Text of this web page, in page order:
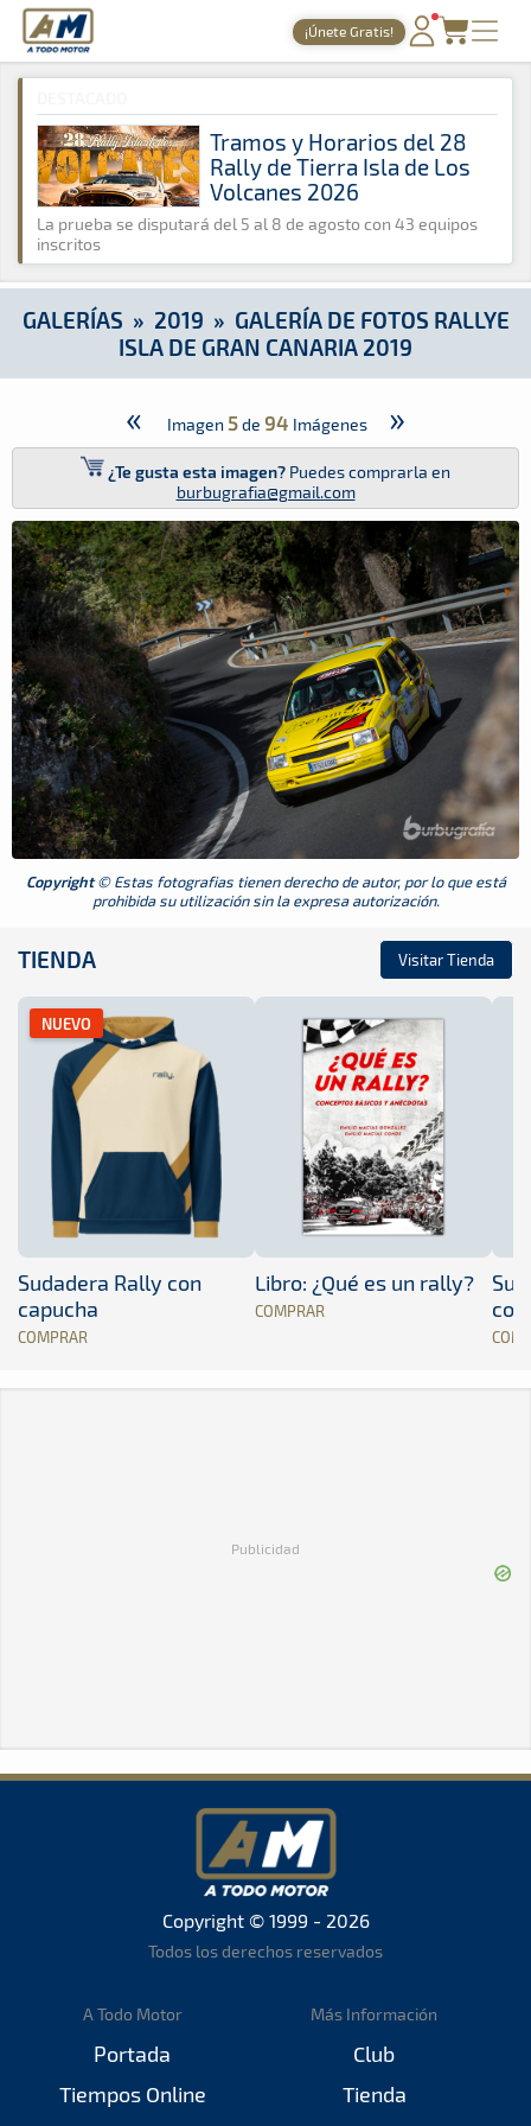
A Todo Motor · Revista del motor desde 1999
¡Únete Gratis!
PORTADA
TIEMPOS ONLINE
NOTICIAS
AGENDA
GALERÍAS
TIENDA
ARCHIVO
A Todo Motor » Galerías » 2019 » Galería de Fotos Rallye Isla
Tramos y Horarios del 28
Rally de Tierra Isla de Los
Volcanes 2026
La prueba se disputará del 5 al 8 de agosto con 43 equipos
inscritos
GALERÍAS » 2019 » GALERÍA DE FOTOS RALLYE
ISLA DE GRAN CANARIA 2019
« Imagen 5de 94 Imágenes »
¿Te gusta esta imagen? Puedes comprarla en
burbugrafia@gmail.com
Copyright© Estas fotografias tienen derecho de autor, por lo que está
prohibida su utilización sin la expresa autorización.
TIENDA Visitar Tienda
NUEVO
Sudadera Rally con
capucha
COMPRAR
Libro: ¿Qué es un rally?
COMPRAR
Publicidad
Copyright © 1999 - 2026
Todos los derechos reservados
A Todo Motor
Portada
Tiempos Online
Más Información
Club
Tienda